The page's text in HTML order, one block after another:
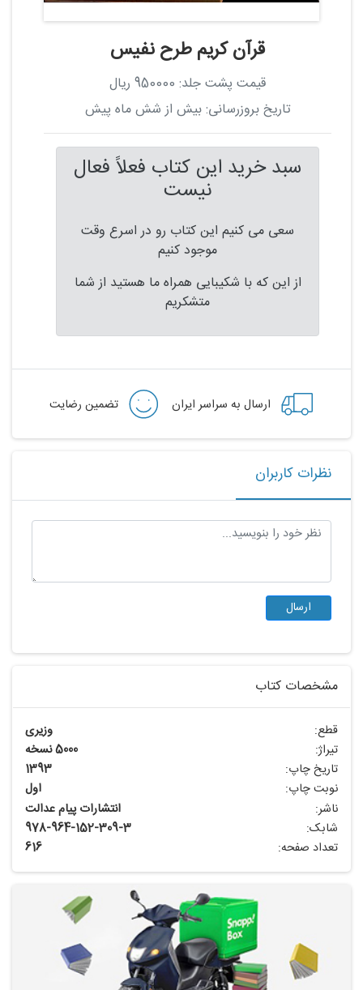
قرآن کریم طرح نفیس
قیمت پشت جلد: 950000 ریال
تاریخ بروزرسانی: بیش از شش ماه پیش
سبد خرید این کتاب فعلاً فعال
نیست
سعی می کنیم این کتاب رو در اسرع وقت
موجود کنیم
از این که با شکیبایی همراه ما هستید از شما
متشکریم
ارسال به سراسر ایران تضمین رضایت
نظرات کاربران
مشخصات کتاب
قطع:
وزیری
تیراژ:
5000 نسخه
تاریخ چاپ:
1393
نوبت چاپ:
اول
ناشر:
انتشارات پیام عدالت
شابک:
978-964-152-309-3
تعداد صفحه:
616